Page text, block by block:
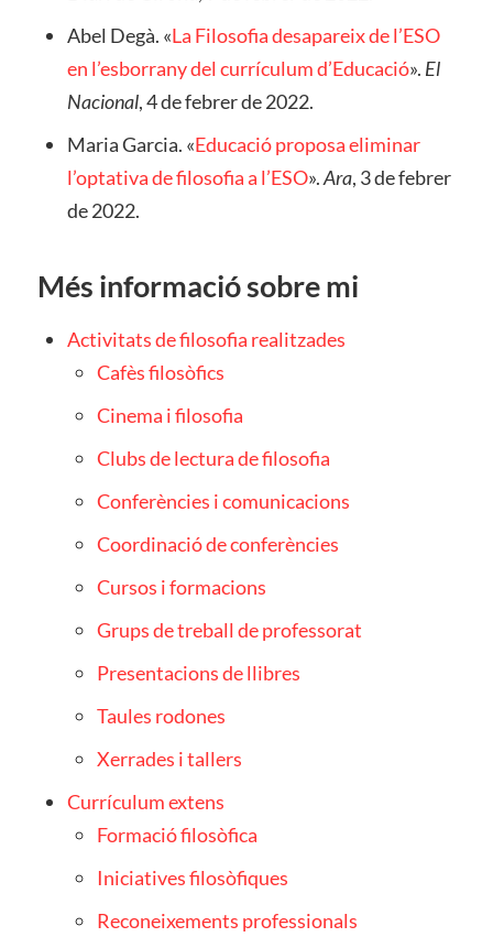
Abel Degà. «La Filosofia desapareix de l’ESO
en l’esborrany del currículum d’Educació». El
Nacional, 4 de febrer de 2022.
Maria Garcia. «Educació proposa eliminar
l’optativa de filosofia a l’ESO».Ara, 3 de febrer
de 2022.
Més informació sobre mi
Activitats de filosofia realitzades
Cafès filosòfics
Cinema i filosofia
Clubs de lectura de filosofia
Conferències i comunicacions
Coordinació de conferències
Cursos i formacions
Grups de treball de professorat
Presentacions de llibres
Taules rodones
Xerrades i tallers
Currículum extens
Formació filosòfica
Iniciatives filosòfiques
Reconeixements professionals